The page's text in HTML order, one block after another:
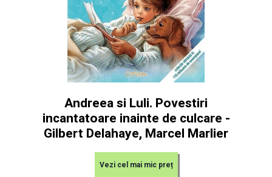
Andreea si Luli. Povestiri
incantatoare inainte de culcare -
Gilbert Delahaye, Marcel Marlier
Vezi cel mai mic preț